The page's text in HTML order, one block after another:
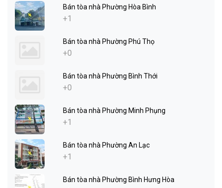
Bán tòa nhà Phường Hòa Bình
+1
Bán tòa nhà Phường Phú Thọ
+0
Bán tòa nhà Phường Bình Thới
+0
Bán tòa nhà Phường Minh Phụng
+1
Bán tòa nhà Phường An Lạc
+1
Bán tòa nhà Phường Bình Hưng Hòa